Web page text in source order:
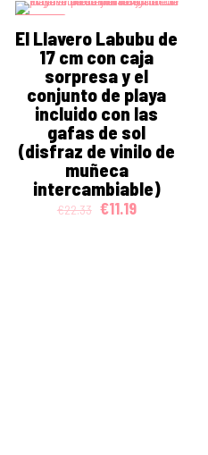
El Llavero Labubu de
17 cm con caja
sorpresa y el
conjunto de playa
incluido con las
gafas de sol
(disfraz de vinilo de
muñeca
intercambiable)
€22.33 Original
€11.19Current